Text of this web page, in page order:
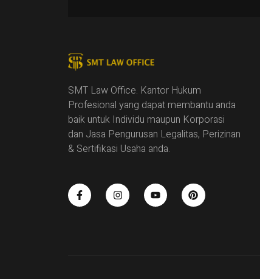
SMT Law Office. Kantor Hukum
Profesional yang dapat membantu anda
baik untuk Individu maupun Korporasi
dan Jasa Pengurusan Legalitas, Perizinan
& Sertifikasi Usaha anda.